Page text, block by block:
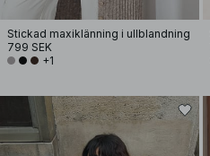
Stickad maxiklänning i ullblandning
799 SEK
+1